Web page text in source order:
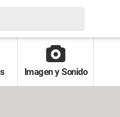
Imagen y Sonido